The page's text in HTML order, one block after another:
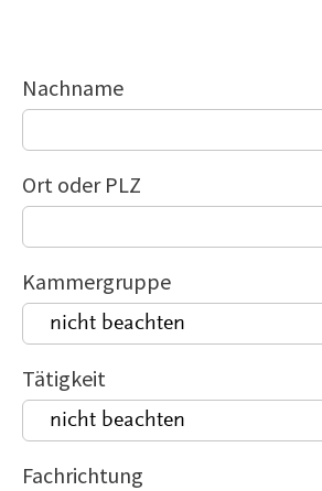
Such-Kriterien
Nachname
Ort oder PLZ
Kammergruppe
Tätigkeit
Fachrichtung